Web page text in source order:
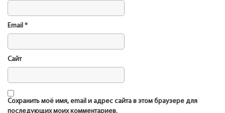
Email *
Сайт
Сохранить моё имя, email и адрес сайта в этом браузере для
последующих моих комментариев.